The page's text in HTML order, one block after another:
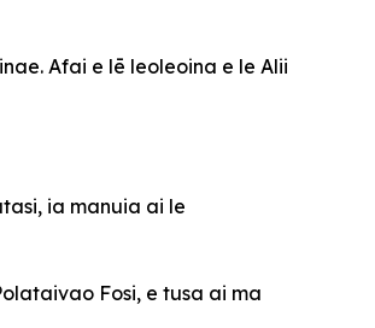
Afai e lē leoleoina e le Alii
ia manuia ai le
Fosi, e tusa ai ma